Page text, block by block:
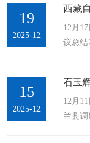
召开。
位，
校安园
整体
调，...
19
2025-12
12月
议总结
实，结
以目
各项经
15
2025-12
石玉
12月
兰县